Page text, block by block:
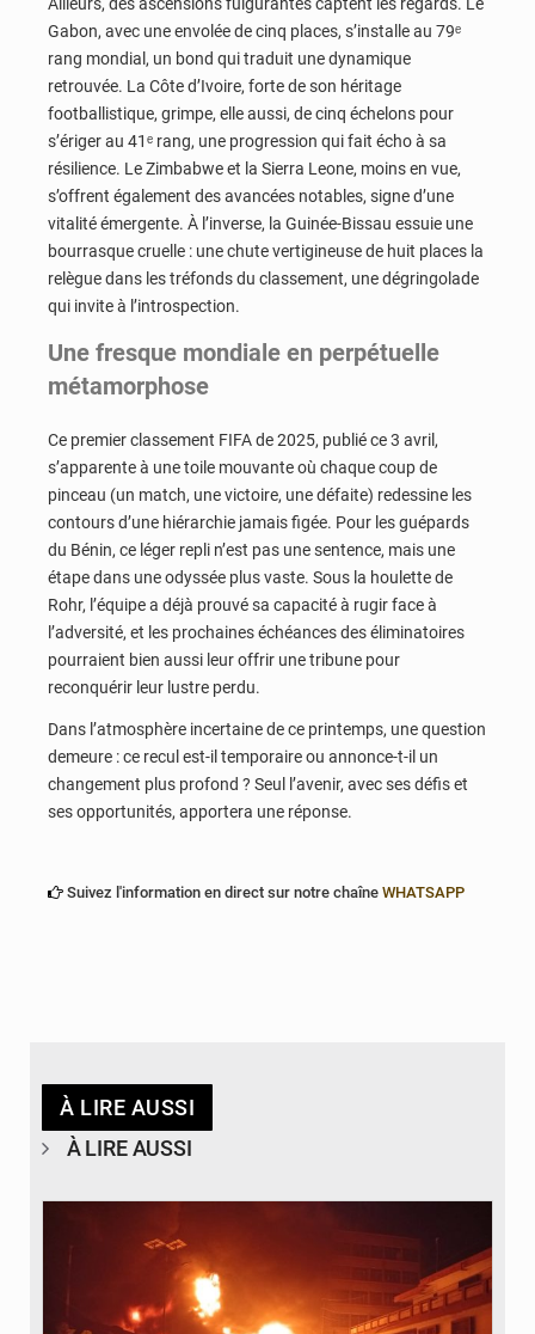
Gabon, avec une envolée de cinq places, s’installe au 79ᵉ
rang mondial, un bond qui traduit une dynamique
retrouvée. La Côte d’Ivoire, forte de son héritage
footballistique, grimpe, elle aussi, de cinq échelons pour
s’ériger au 41ᵉ rang, une progression qui fait écho à sa
résilience. Le Zimbabwe et la Sierra Leone, moins en vue,
s’offrent également des avancées notables, signe d’une
vitalité émergente. À l’inverse, la Guinée-Bissau essuie une
bourrasque cruelle : une chute vertigineuse de huit places la
relègue dans les tréfonds du classement, une dégringolade
qui invite à l’introspection.
Une fresque mondiale en perpétuelle
métamorphose
Ce premier classement FIFA de 2025, publié ce 3 avril,
s’apparente à une toile mouvante où chaque coup de
pinceau (un match, une victoire, une défaite) redessine les
contours d’une hiérarchie jamais figée. Pour les guépards
du Bénin, ce léger repli n’est pas une sentence, mais une
étape dans une odyssée plus vaste. Sous la houlette de
Rohr, l’équipe a déjà prouvé sa capacité à rugir face à
l’adversité, et les prochaines échéances des éliminatoires
pourraient bien aussi leur offrir une tribune pour
reconquérir leur lustre perdu.
Dans l’atmosphère incertaine de ce printemps, une question
demeure : ce recul est-il temporaire ou annonce-t-il un
changement plus profond ? Seul l’avenir, avec ses défis et
ses opportunités, apportera une réponse.
Suivez l'information en direct sur notre chaîne WHATSAPP
À LIRE AUSSI
À LIRE AUSSI